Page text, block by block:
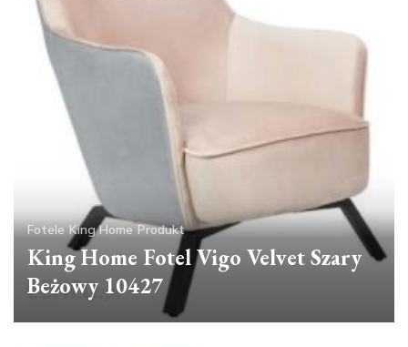
Fotele King Home Produkt
King Home Fotel Vigo Velvet Szary
Beżowy 10427